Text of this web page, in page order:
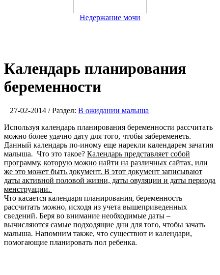
Недержание мочи
Календарь планирования
беременности
27-02-2014 / Раздел: В ожидании малыша
Используя календарь планирования беременности рассчитать
можно более удачно дату для того, чтобы забеременеть.
Данный календарь по-иному еще нарекли календарем зачатия
малыша. Что это такое? Календарь представляет собой
программу, которую можно найти на различных сайтах, или
же это может быть документ. В этот документ записывают
даты активной половой жизни, даты овуляции и даты периода
менструации.
Что касается календаря планирования, беременность
рассчитать можно, исходя из учета вышеприведенных
сведений. Беря во внимание необходимые даты –
вычисляются самые подходящие дни для того, чтобы зачать
малыша. Напомним также, что существют и календари,
помогающие планировать пол ребенка.